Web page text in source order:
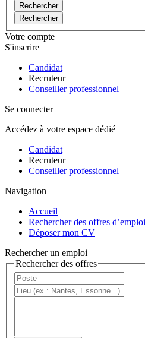
Rechercher
Rechercher
Votre compte
S'inscrire
Candidat
Recruteur
Conseiller professionnel
Se connecter
Accédez à votre espace dédié
Candidat
Recruteur
Conseiller professionnel
Navigation
Accueil
Rechercher des offres d’emploi
Déposer mon CV
Rechercher un emploi
Rechercher des offres